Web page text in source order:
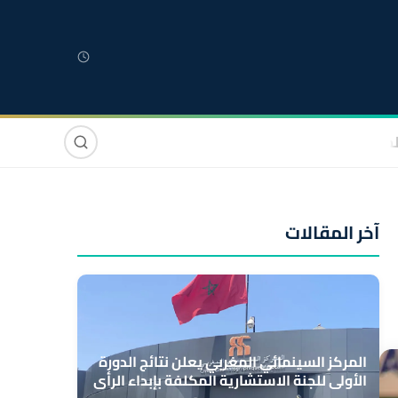
صوت وصورة
آخر المقالات
المركز السينمائي المغربي يعلن نتائج الدورة
الأولى للجنة الاستشارية المكلفة بإبداء الرأي